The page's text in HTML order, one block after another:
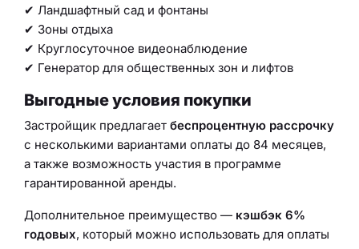
✔ Ландшафтный сад и фонтаны
✔ Зоны отдыха
✔ Круглосуточное видеонаблюдение
✔ Генератор для общественных зон и лифтов
Выгодные условия покупки
Застройщик предлагает беспроцентную рассрочку
с несколькими вариантами оплаты до 84 месяцев,
а также возможность участия в программе
гарантированной аренды.
Дополнительное преимущество — кэшбэк 6%
годовых, который можно использовать для оплаты